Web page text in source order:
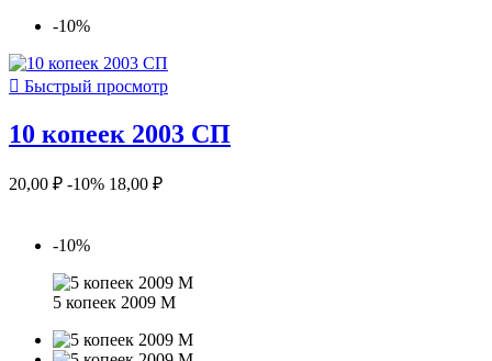
-10%
 Быстрый просмотр
10 копеек 2003 СП
20,00 ₽ -10% 18,00 ₽
-10%
5 копеек 2009 М